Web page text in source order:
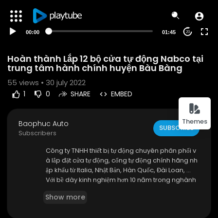
Themes
00:00 01:45 20
Hoàn thành Lắp 12 bộ cửa tự động Nabco tại
trung tâm hành chính huyện Bàu Bàng
55 views • 30 july 2022
1 0 SHARE EMBED
Baophuc Auto
Subscribers
SUBSCRIBE
Công ty TNHH thiết bị tự động chuyên phân phối v
à lắp đặt cửa tự động, cổng tự động chính hãng nh
ập khẩu từ Italia, Nhật Bản, Hàn Quốc, Đài Loan, ...
Với bề dày kinh nghiệm hơn 10 năm trong nghành
Bảo Phúc luôn được các được các tập đoàn hàng
Show more